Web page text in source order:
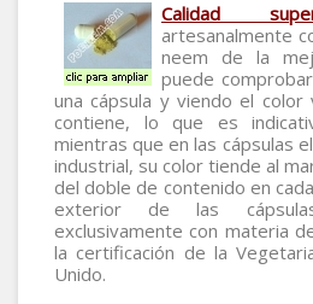
Calidad
artesanalmente
neem de la
puede
una cápsula y viendo el
contiene, lo que es
mientras que en las cápsulas
industrial, su color tiende al
del doble de contenido en
exterior de las
exclusivamente con materia
la certificación de la
Unido.